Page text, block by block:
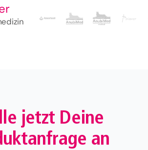
jetzt Deine
an